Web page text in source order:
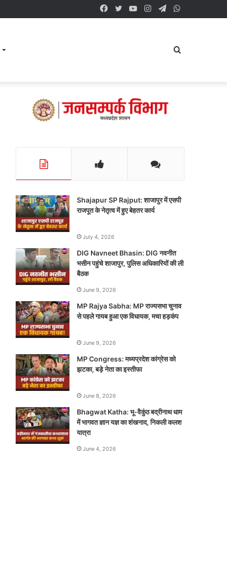
Telegram
Instagram
YouTube
Twitter
Facebook
Search
Shajapur SP Rajput: शाजापुर में एसपी
राजपूत के नेतृत्व में हुए बेहतर कार्य
July 4, 2026
DIG Navneet Bhasin: DIG नवनीत
भसीन पहुंचे शाजापुर, पुलिस अधिकारियों की ली
बैठक
June 9, 2026
MP Rajya Sabha: MP राज्यसभा चुनाव
से पहले गायब हुआ एक विधायक, मचा हड़कंप
June 9, 2026
MP Congress: मध्यप्रदेश कांग्रेस को
झटका, बड़े नेता का इस्तीफा
June 8, 2026
Bhagwat Katha: भू-वैकुंठ बद्रीनाथ धाम
में भागवत ज्ञान यज्ञ का शंखनाद, निकली कलश
यात्रा
June 4, 2026